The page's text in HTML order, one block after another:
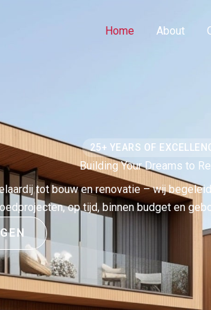
Home About
25+ YEARS OF
Building Your Dreams to
tot bouw en renovatie – wij
op tijd, binnen budget en